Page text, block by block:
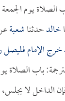
الصلاة يوم
خالدحدثناشعبة
الإمام فليصل
باب
الداخل لا